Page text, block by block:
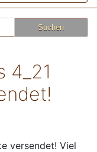
4_21
versendet! Viel